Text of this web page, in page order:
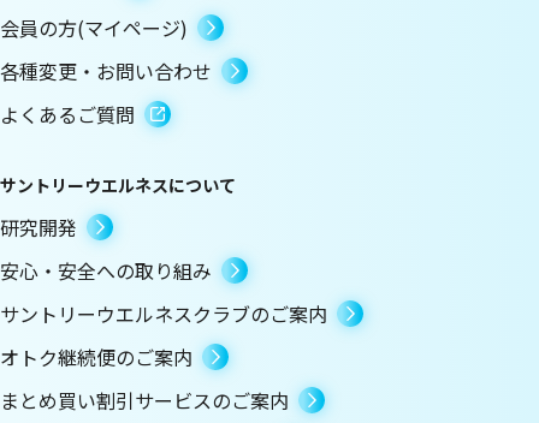
会員の方(マイページ)
各種変更・お問い合わせ
よくあるご質問
サントリーウエルネスについて
研究開発
安心・安全への取り組み
サントリーウエルネスクラブのご案内
オトク継続便のご案内
まとめ買い割引サービスのご案内